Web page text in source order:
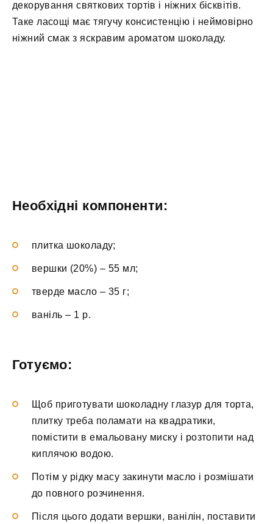
декорування святкових тортів і ніжних бісквітів.
Таке ласощі має тягучу консистенцію і неймовірно
ніжний смак з яскравим ароматом шоколаду.
Необхідні компоненти:
плитка шоколаду;
вершки (20%) – 55 мл;
тверде масло – 35 г;
ваніль – 1 р.
Готуємо:
Щоб приготувати шоколадну глазур для торта,
плитку треба поламати на квадратики,
помістити в емальовану миску і розтопити над
киплячою водою.
Потім у рідку масу закинути масло і розмішати
до повного розчинення.
Після цього додати вершки, ванілін, поставити